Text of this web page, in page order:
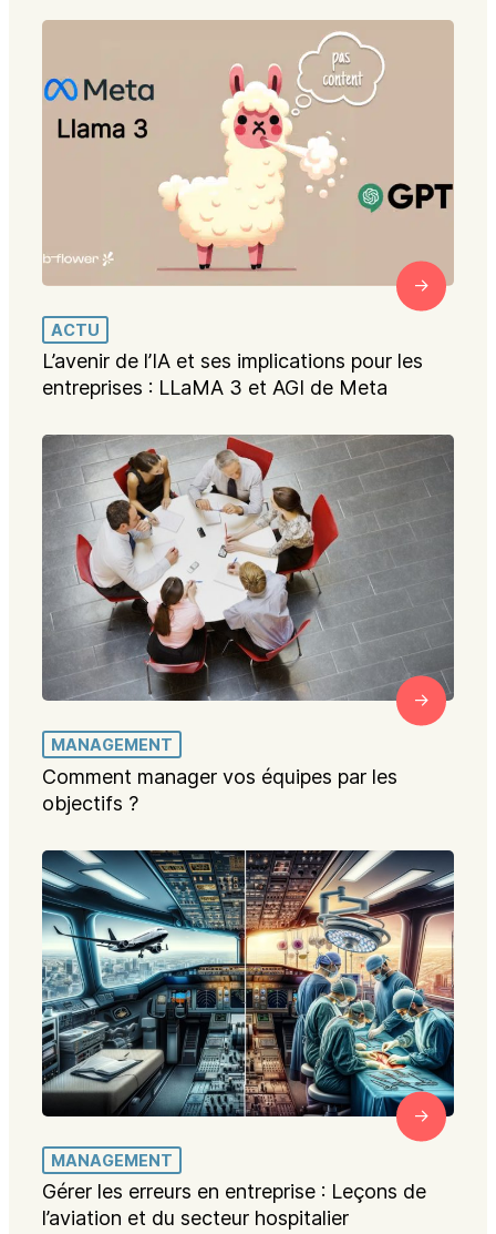
ACTU
L’avenir de l’IA et ses implications pour les
entreprises : LLaMA 3 et AGI de Meta
MANAGEMENT
Comment manager vos équipes par les
objectifs ?
MANAGEMENT
Gérer les erreurs en entreprise : Leçons de
l’aviation et du secteur hospitalier